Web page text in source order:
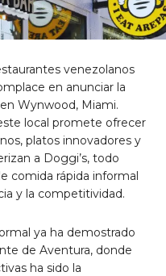
venezolanos
en anunciar la
Wynwood, Miami.
local promete ofrecer
platos innovadores y
a Doggi’s, todo
comida rápida informal
y la competitividad.
ya ha demostrado
de Aventura, donde
ha sido la